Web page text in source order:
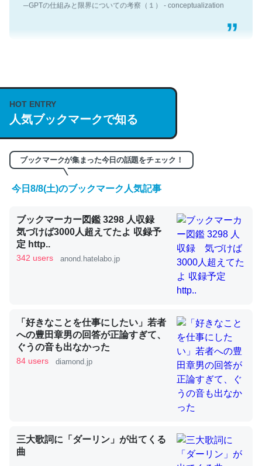
説してる記事が少ないので貴重な良記事。/続編来た
https://isobe324649.hatenablog.com/entry/2023/03/27
/064121
─GPTの仕組みと限界についての考察（１） - conceptualization
くらい。小説でいう「ずっと前の伏線」は回収されないけ
ど、短期記憶というには多い分量。進化すればするほど分
かりやすく強くなりそう
─GPTの仕組みと限界についての考察（１） - conceptualization
昆虫ってカルシウム少ないのか。知らんかった。調べたら
コオロギのカルシウム分はエビの600分の1程度。
─ニュース :: 【研究発表】昆虫学の大問題＝「昆虫はなぜ海にいな
論文では「淡水はカルシウムも酸素も不足してて両方に不
HOT ENTRY
人気ブックマークで知る
ブックマークが集まった今日の話題をチェック！
今日8/8(土)のブックマーク人気記事
ブックマーカー図鑑 3298 人収録
気づけば3000人超えてたよ 収録予
定 http..
342 users anond.hatelabo.jp
「好きなことを仕事にしたい」若者
への豊田章男の回答が正論すぎて、
ぐうの音も出なかった
84 users diamond.jp
三大歌詞に「ダーリン」が出てくる
曲